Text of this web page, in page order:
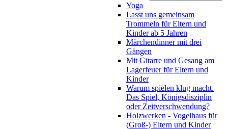
Yoga
Lasst uns gemeinsam
Trommeln für Eltern und
Kinder ab 5 Jahren
Märchendinner mit drei
Gängen
Mit Gitarre und Gesang am
Lagerfeuer für Eltern und
Kinder
Warum spielen klug macht.
Das Spiel, Königsdisziplin
oder Zeitverschwendung?
Holzwerken - Vogelhaus für
(Groß-) Eltern und Kinder